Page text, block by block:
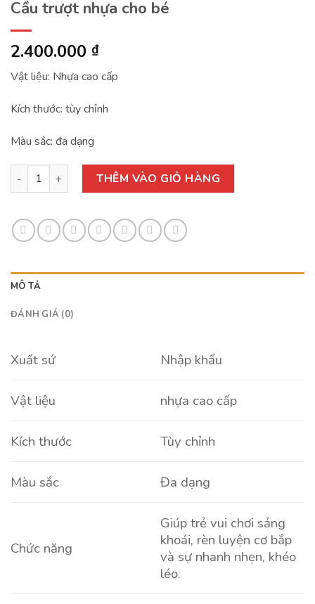
Cầu trượt nhựa cho bé
2.400.000 ₫
Vật liệu: Nhựa cao cấp
Kích thước: tùy chỉnh
Màu sắc: đa dạng
Cầu trượt nhựa cho bé số lượngTHÊM VÀO GIỎ HÀNG
MÔ TẢ
ĐÁNH GIÁ (0)
Xuất sứ Nhập khẩu
Vật liệu nhựa cao cấp
Kích thước Tùy chỉnh
Màu sắc Đa dạng
Chức năng
Giúp trẻ vui chơi sảng
khoái, rèn luyện cơ bắp
và sự nhanh nhẹn, khéo
léo.